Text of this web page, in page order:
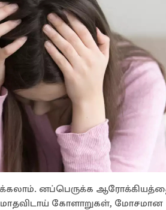
னப்பெருக்க
மாதவிடாய் கோளாறுகள், மோசமான